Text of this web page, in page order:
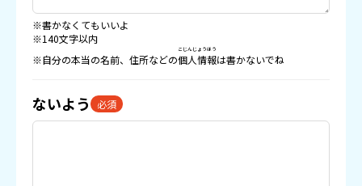
※書かなくてもいいよ
※140文字以内
※自分の本当の名前、住所などの個人情報
こじんじょうほう
は書かないでね
ないよう 必須